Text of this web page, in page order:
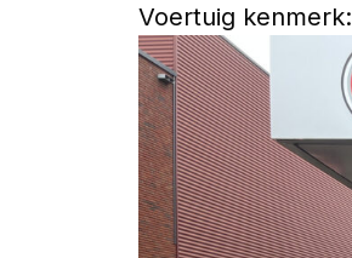
Voertuig kenmerk: